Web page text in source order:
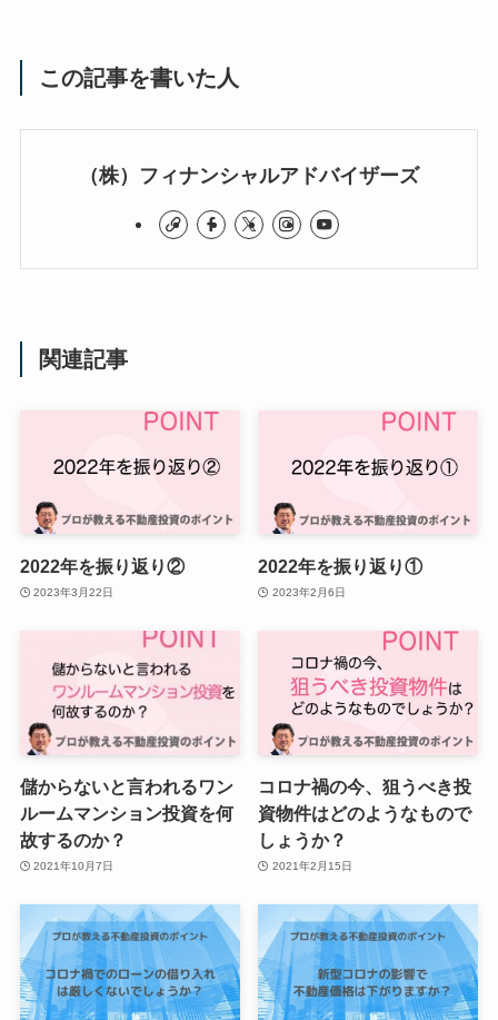
この記事を書いた人
（株）フィナンシャルアドバイザーズ
関連記事
2022年を振り返り②
2023年3月22日
2022年を振り返り①
2023年2月6日
儲からないと言われるワン
ルームマンション投資を何
故するのか？
2021年10月7日
コロナ禍の今、狙うべき投
資物件はどのようなもので
しょうか？
2021年2月15日